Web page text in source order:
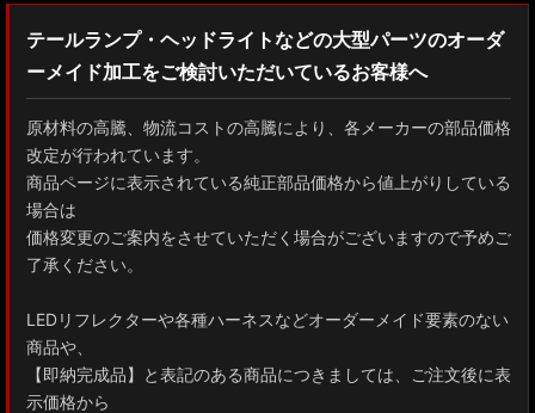
テールランプ・ヘッドライトなどの大型パーツのオーダ
ーメイド加工をご検討いただいているお客様へ
原材料の高騰、物流コストの高騰により、各メーカーの部品価格
改定が行われています。
商品ページに表示されている純正部品価格から値上がりしている
場合は
価格変更のご案内をさせていただく場合がございますので予めご
了承ください。
LEDリフレクターや各種ハーネスなどオーダーメイド要素のない
商品や、
【即納完成品】と表記のある商品につきましては、ご注文後に表
示価格から